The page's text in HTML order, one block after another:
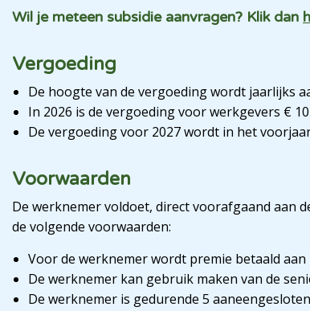
Wil je meteen subsidie aanvragen? Klik dan
Vergoeding
De hoogte van de vergoeding wordt jaarlijks
In 2026 is de vergoeding voor werkgevers €
De vergoeding voor 2027 wordt in het
Voorwaarden
De werknemer voldoet, direct voorafgaand aan
de volgende voorwaarden:
Voor de werknemer wordt premie betaald
De werknemer kan gebruik maken van de
De werknemer is gedurende 5